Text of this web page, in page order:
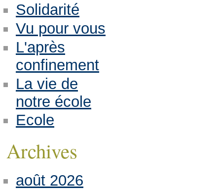
Solidarité
Vu pour vous
L'après
confinement
La vie de
notre école
Ecole
Archives
août 2026